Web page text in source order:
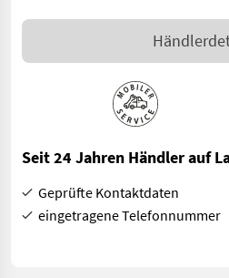
Seit 24 Jahren Händler auf
Geprüfte Kontaktdaten
eingetragene Telefonnummer